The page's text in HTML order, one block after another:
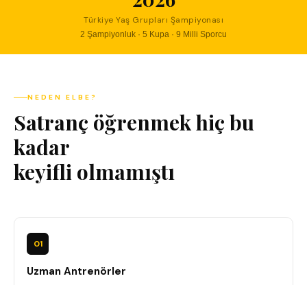
Türkiye Yaş Grupları Şampiyonası
2 Şampiyonluk · 5 Kupa · 9 Milli Sporcu
NEDEN ELBE?
Satranç öğrenmek hiç bu
kadar
keyifli olmamıştı
01
Uzman Antrenörler